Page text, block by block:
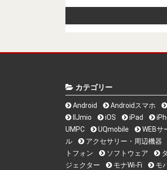
カテゴリー
Android Androidスマホ
IIJmio
iOS iPad
UMPC
UQmobile WEBサ
ル
アクセサリー・周辺機器
トフォン
ソフトウェア
ジェクター
モナWi-Fi モ